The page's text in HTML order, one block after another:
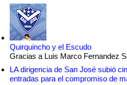
Quirquincho y el Escudo
Gracias a Luis Marco Fernandez
LA dirigencia de San José subió
entradas para el compromiso de